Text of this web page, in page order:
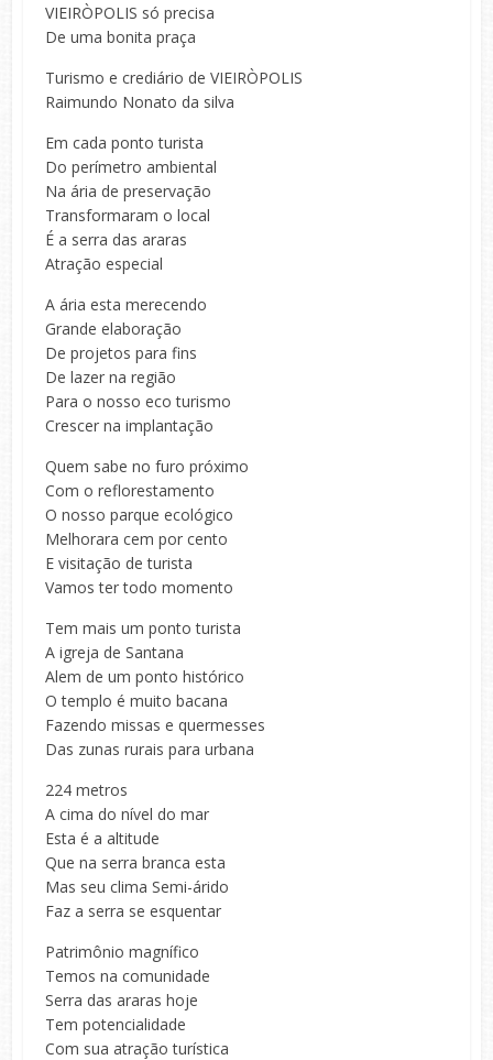
VIEIRÒPOLIS só precisa
De uma bonita praça
Turismo e crediário de VIEIRÒPOLIS
Raimundo Nonato da silva
Em cada ponto turista
Do perímetro ambiental
Na ária de preservação
Transformaram o local
É a serra das araras
Atração especial
A ária esta merecendo
Grande elaboração
De projetos para fins
De lazer na região
Para o nosso eco turismo
Crescer na implantação
Quem sabe no furo próximo
Com o reflorestamento
O nosso parque ecológico
Melhorara cem por cento
E visitação de turista
Vamos ter todo momento
Tem mais um ponto turista
A igreja de Santana
Alem de um ponto histórico
O templo é muito bacana
Fazendo missas e quermesses
Das zunas rurais para urbana
224 metros
A cima do nível do mar
Esta é a altitude
Que na serra branca esta
Mas seu clima Semi-árido
Faz a serra se esquentar
Patrimônio magnífico
Temos na comunidade
Serra das araras hoje
Tem potencialidade
Com sua atração turística